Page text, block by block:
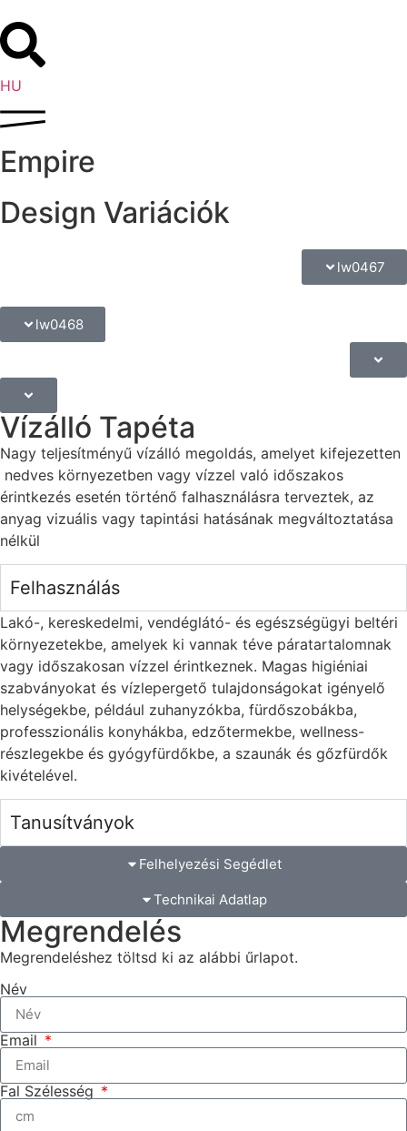
HU
DE
Empire
Design Variációk
lw0467
lw0468
Vízálló Tapéta
Nagy teljesítményű vízálló megoldás, amelyet kifejezetten
nedves környezetben vagy vízzel való időszakos
érintkezés esetén történő falhasználásra terveztek, az
anyag vizuális vagy tapintási hatásának megváltoztatása
nélkül
Felhasználás
Lakó-, kereskedelmi, vendéglátó- és egészségügyi beltéri
környezetekbe, amelyek ki vannak téve páratartalomnak
vagy időszakosan vízzel érintkeznek. Magas higiéniai
szabványokat és vízlepergető tulajdonságokat igényelő
helységekbe, például zuhanyzókba, fürdőszobákba,
professzionális konyhákba, edzőtermekbe, wellness-
részlegekbe és gyógyfürdőkbe, a szaunák és gőzfürdők
kivételével.
Tanusítványok
Felhelyezési Segédlet
Technikai Adatlap
Megrendelés
Megrendeléshez töltsd ki az alábbi űrlapot.
Név
Email
Fal Szélesség